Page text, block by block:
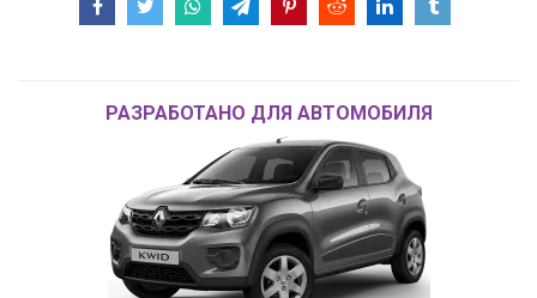
РАЗРАБОТАНО ДЛЯ АВТОМОБИЛЯ